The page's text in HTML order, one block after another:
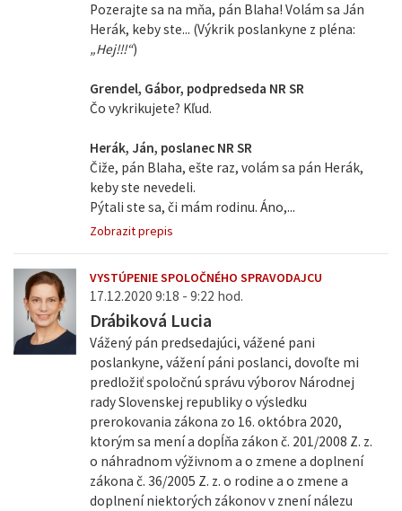
Pozerajte sa na mňa, pán Blaha! Volám sa Ján
Herák, keby ste... (Výkrik poslankyne z pléna:
„Hej!!!“)
Grendel, Gábor, podpredseda NR SR
Čo vykrikujete? Kľud.
Herák, Ján, poslanec NR SR
Čiže, pán Blaha, ešte raz, volám sa pán Herák,
keby ste nevedeli.
Pýtali ste sa, či mám rodinu. Áno,...
Zobrazit prepis
VYSTÚPENIE SPOLOČNÉHO SPRAVODAJCU
17.12.2020 9:18 - 9:22 hod.
Drábiková Lucia
Vážený pán predsedajúci, vážené pani
poslankyne, vážení páni poslanci, dovoľte mi
predložiť spoločnú správu výborov Národnej
rady Slovenskej republiky o výsledku
prerokovania zákona zo 16. októbra 2020,
ktorým sa mení a dopĺňa zákon č. 201/2008 Z. z.
o náhradnom výživnom a o zmene a doplnení
zákona č. 36/2005 Z. z. o rodine a o zmene a
doplnení niektorých zákonov v znení nálezu